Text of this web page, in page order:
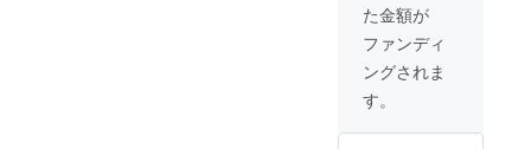
た金額が
ファンディ
ングされま
す。